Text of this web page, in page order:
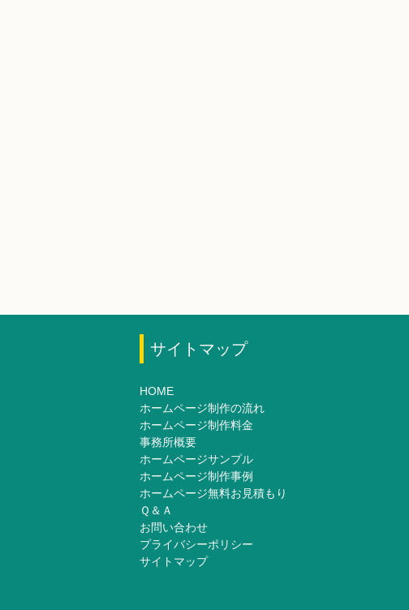
サイトマップ
HOME
ホームページ制作の流れ
ホームページ制作料金
事務所概要
ホームページサンプル
ホームページ制作事例
ホームページ無料お見積もり
Ｑ＆Ａ
お問い合わせ
プライバシーポリシー
サイトマップ